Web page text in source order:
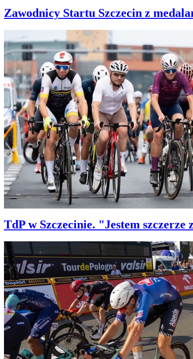
Zawodnicy Startu Szczecin z
TdP w Szczecinie. "Jestem szczerze